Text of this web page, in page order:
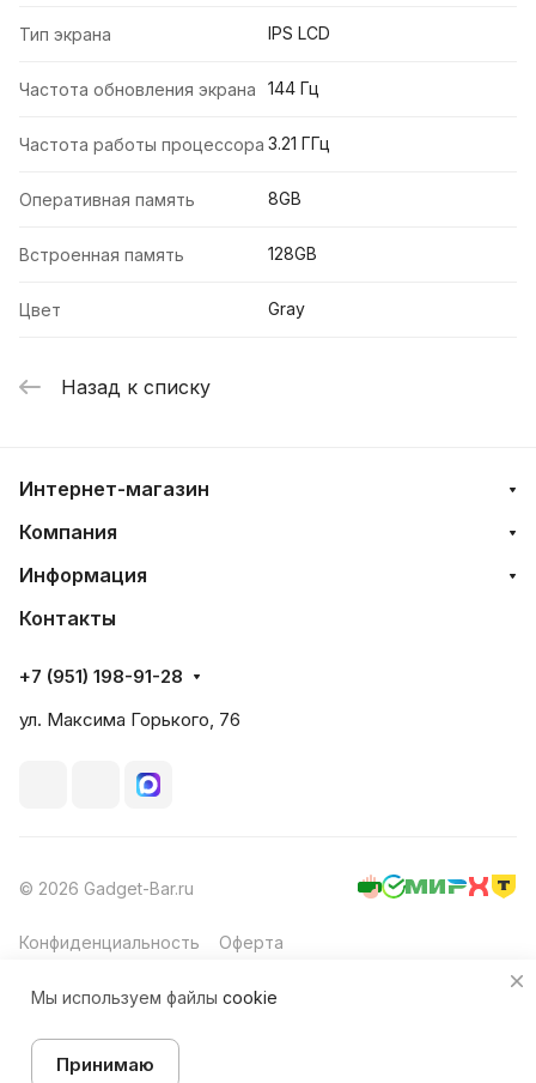
Тип экрана IPS LCD
Частота обновления экрана 144 Гц
Частота работы процессора 3.21 ГГц
Оперативная память 8GB
Встроенная память 128GB
Цвет Gray
Назад к списку
Интернет-магазин
Компания
Информация
Контакты
+7 (951) 198-91-28
ул. Максима Горького, 76
© 2026 Gadget-Bar.ru
Конфиденциальность Оферта
Мы используем файлы cookie
Принимаю